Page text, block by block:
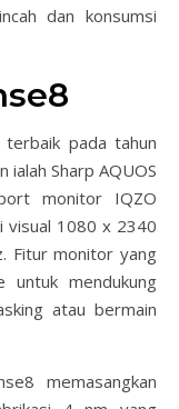
dan konsumsi
pada tahun
ialah Sharp AQUOS
monitor IQZO
visual 1080 x 2340
Fitur monitor yang
untuk mendukung
atau bermain
memasangkan